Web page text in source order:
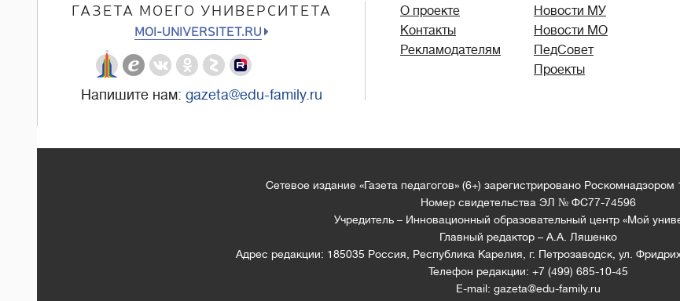
ГАЗЕТА МОЕГО УНИВЕРСИТЕТА
MOI-UNIVERSITET.RU
Напишите нам: gazeta@edu-family.ru
О проекте
Контакты
Рекламодателям
Новости МУ
Новости МО
ПедСовет
Проекты
Сетевое издание «Газета педагогов» (6+) зарегистрировано Роскомнадзором
Номер свидетельства ЭЛ № ФС77-74596
Учредитель – Инновационный образовательный центр «Мой
Главный редактор – А.А. Ляшенко
Адрес редакции: 185035 Россия, Республика Карелия, г. Петрозаводск, ул.
Телефон редакции: +7 (499) 685-10-45
E-mail: gazeta@edu-family.ru